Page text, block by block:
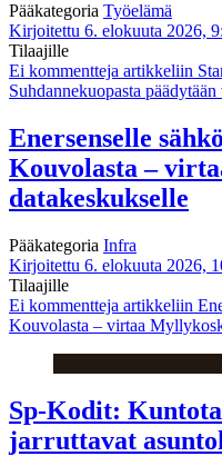
Pääkategoria Työelämä
Kirjoitettu 6. elokuuta 2026,
Tilaajille
Ei kommentteja artikkeliin
Suhdannekuopasta
Enersenselle
Kouvolasta –
datakeskukselle
Pääkategoria Infra
Kirjoitettu 6. elokuuta 2026,
Tilaajille
Ei kommentteja artikkeliin
Kouvolasta – virtaa
Sp-Kodit:
jarruttavat